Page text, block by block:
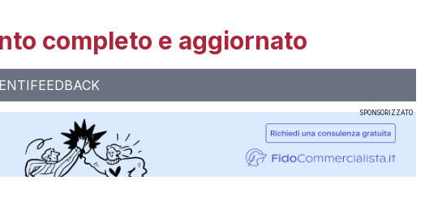
completo e aggiornato
FEEDBACK
SPONSORIZZATO